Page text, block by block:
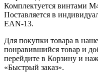
Комплектуется винтами
Поставляется в
EAN-13.
Для покупки товара в
понравившийся товар и
перейдите в Корзину и
«Быстрый заказ».